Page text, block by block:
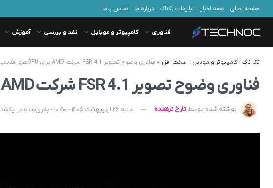
صفحه اصلی همه اخبار تبلیغات تکناک درباره ما تماس با ما
فناوری کامپیوتر و موبایل نقد و بررسی آموزش
تک ناک»کامپیوتر و موبایل » سخت افزار » فناوری وضوح تصویر FSR 4.1 شرکت AMD برای GPUهای قدیمی عرضه می‌ شود
فناوری وضوح تصویر FSR 4.1 شرکت AMD برای GPUهای قدیمی عرضه می‌ شود
نوشته شده توسط تارخ ترهنده شنبه 26 اردیبهشت 1405 - 10:50 - به‌روزشده در یکشنبه 27 اردیبهشت 1405 - 08:07